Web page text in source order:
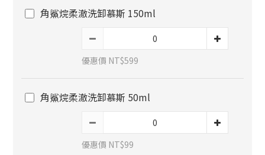
角鯊烷柔澈洗卸慕斯 150ml
優惠價 NT$599
角鯊烷柔澈洗卸慕斯 50ml
優惠價 NT$99